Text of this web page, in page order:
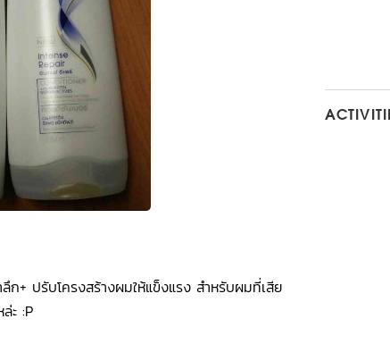
ก+ ปรับโครงสร้างผมให้แข็งแรง สำหรับผมที่เสีย
ะ :P